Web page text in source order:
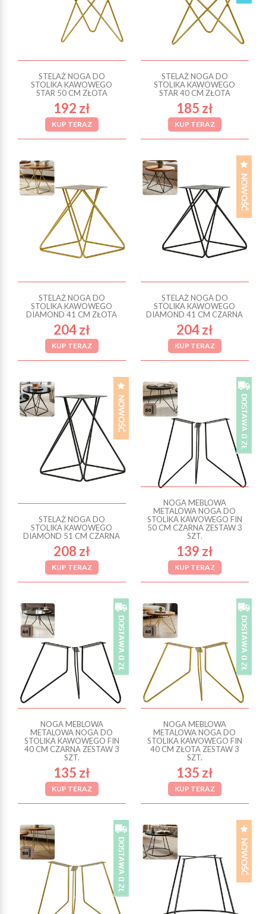
STELAŻ NOGA DO
STOLIKA KAWOWEGO
STAR 50 CM ZŁOTA
192 zł
KUP TERAZ
STELAŻ NOGA DO
STOLIKA KAWOWEGO
STAR 40 CM ZŁOTA
185 zł
KUP TERAZ
STELAŻ NOGA DO
STOLIKA KAWOWEGO
DIAMOND 41 CM ZŁOTA
204 zł
KUP TERAZ
STELAŻ NOGA DO
STOLIKA KAWOWEGO
DIAMOND 41 CM CZARNA
204 zł
KUP TERAZ
STELAŻ NOGA DO
STOLIKA KAWOWEGO
DIAMOND 51 CM CZARNA
208 zł
KUP TERAZ
NOGA MEBLOWA
METALOWA NOGA DO
STOLIKA KAWOWEGO FIN
50 CM CZARNA ZESTAW 3
SZT.
139 zł
KUP TERAZ
NOGA MEBLOWA
METALOWA NOGA DO
STOLIKA KAWOWEGO FIN
40 CM CZARNA ZESTAW 3
SZT.
135 zł
KUP TERAZ
NOGA MEBLOWA
METALOWA NOGA DO
STOLIKA KAWOWEGO FIN
40 CM ZŁOTA ZESTAW 3
SZT.
135 zł
KUP TERAZ